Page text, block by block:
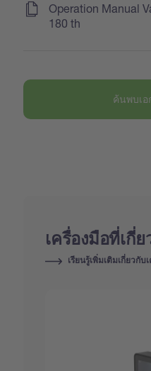
Operation Manual
180 th
ค้นพบเอ
เครื่องมือที่เกี่ย
เรียนรู้เพิ่มเติมเกี่ยวกับ